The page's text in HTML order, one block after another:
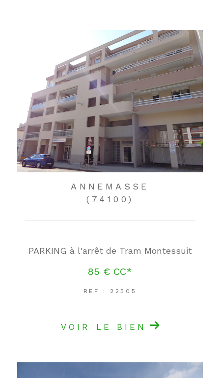
ANNEMASSE
(74100)
PARKING à l'arrêt de Tram Montessuit
85 € CC*
REF : 22505
VOIR LE BIEN